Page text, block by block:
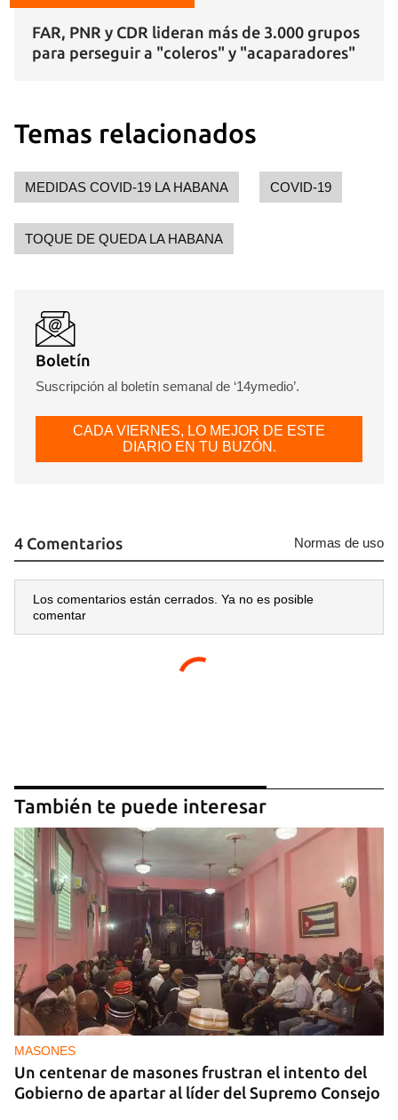
Guardar como favorito
INICIAR SESIÓN
FAR, PNR y CDR lideran más de 3.000 grupos
para perseguir a "coleros" y "acaparadores"
Temas relacionados
MEDIDAS COVID-19 LA HABANA COVID-19
TOQUE DE QUEDA LA HABANA
Boletín
Suscripción al boletín semanal de ‘14ymedio’.
CADA VIERNES, LO MEJOR DE ESTE
DIARIO EN TU BUZÓN.
4 Comentarios Normas de uso
Los comentarios están cerrados. Ya no es posible
comentar
También te puede interesar
MASONES
Un centenar de masones frustran el intento del
Gobierno de apartar al líder del Supremo Consejo